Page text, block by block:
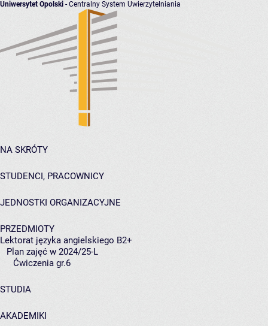
Uniwersytet Opolski - Centralny System Uwierzytelniania
NA SKRÓTY
STUDENCI, PRACOWNICY
JEDNOSTKI ORGANIZACYJNE
PRZEDMIOTY
Lektorat języka angielskiego B2+
Plan zajęć w 2024/25-L
Ćwiczenia gr.6
STUDIA
AKADEMIKI